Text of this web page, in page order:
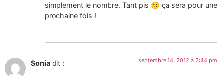
simplement le nombre. Tant pis 🙂 ça sera pour une
prochaine fois !
Sonia dit : septembre 14, 2012 à 2:44 pm